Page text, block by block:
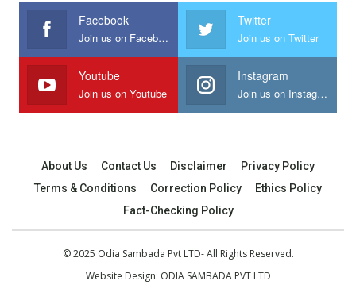
Facebook
Join us on Facebook
Twitter
Join us on Twitter
Youtube
Join us on Youtube
Instagram
Join us on Instagram
About Us Contact Us Disclaimer
Privacy Policy
Terms & Conditions
Correction Policy
Ethics Policy
Fact-Checking Policy
© 2025 Odia Sambada Pvt LTD- All Rights Reserved.
Website Design: ODIA SAMBADA PVT LTD